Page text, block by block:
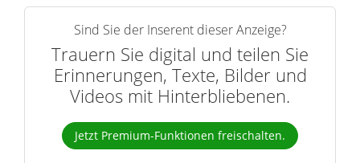
Sind Sie der Inserent dieser Anzeige?
Trauern Sie digital und teilen Sie
Erinnerungen, Texte, Bilder und
Videos mit Hinterbliebenen.
Jetzt Premium-Funktionen freischalten.